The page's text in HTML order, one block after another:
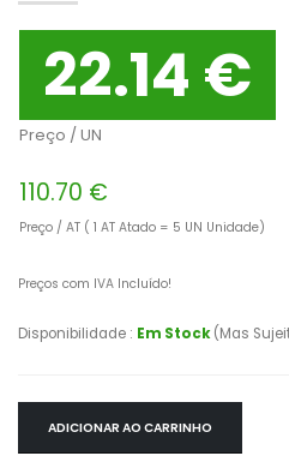
22.14 €
Preço / UN
110.70 €
Preço / AT ( 1 AT Atado = 5 UN Unidade)
Preços com IVA Incluído!
Disponibilidade : Em Stock(Mas
ADICIONAR AO CARRINHO